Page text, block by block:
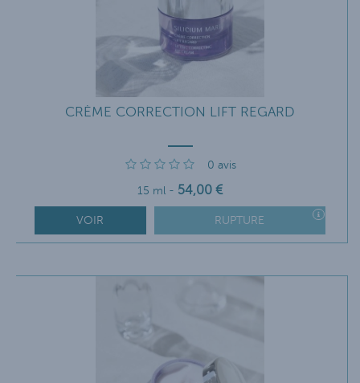
CRÈME CORRECTION LIFT REGARD
0 avis
15 ml - 54,00 €
VOIR RUPTURE